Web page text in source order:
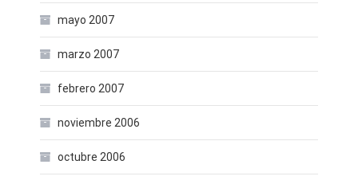
mayo 2007
marzo 2007
febrero 2007
noviembre 2006
octubre 2006